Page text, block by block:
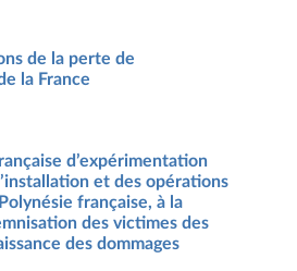
de la perte de
la France
d’expérimentation
et des opérations
française, à la
des victimes des
des dommages